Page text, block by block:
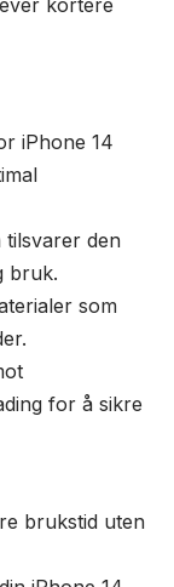
kortere
iPhone 14
tilsvarer den
bruk.
som
for å sikre
brukstid uten